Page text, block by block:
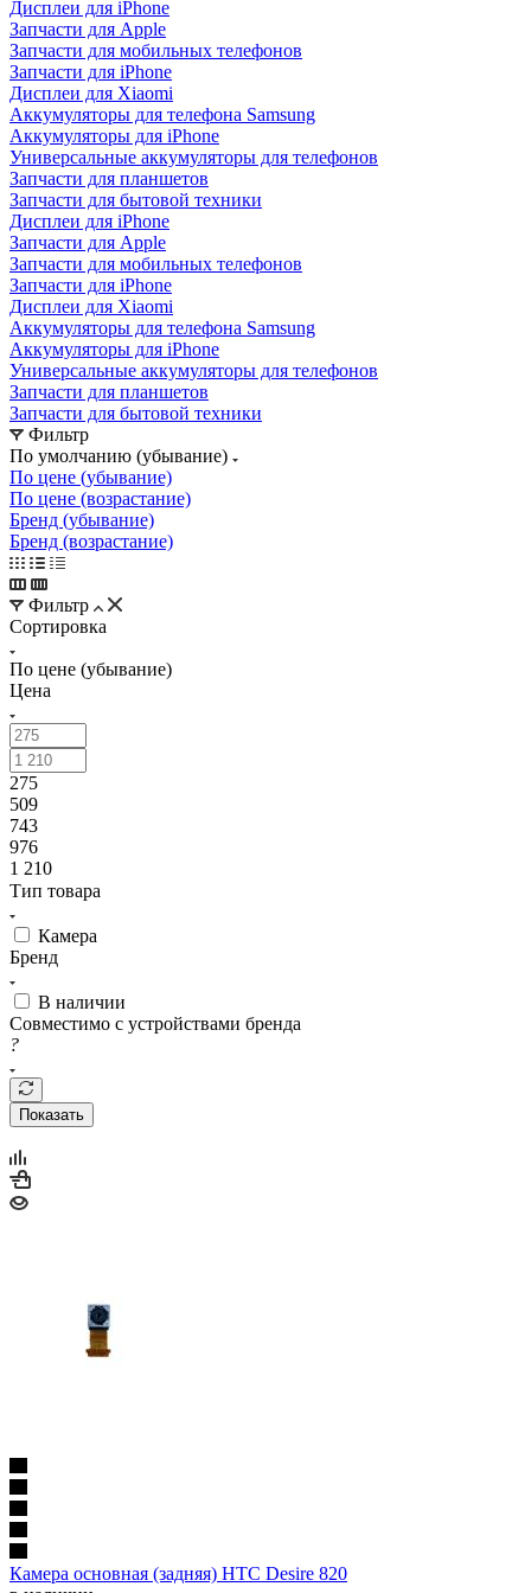
Дисплеи для iPhone
Запчасти для Apple
Запчасти для мобильных телефонов
Запчасти для iPhone
Дисплеи для Xiaomi
Аккумуляторы для телефона Samsung
Аккумуляторы для iPhone
Универсальные аккумуляторы для телефонов
Запчасти для планшетов
Запчасти для бытовой техники
Дисплеи для iPhone
Запчасти для Apple
Запчасти для мобильных телефонов
Запчасти для iPhone
Дисплеи для Xiaomi
Аккумуляторы для телефона Samsung
Аккумуляторы для iPhone
Универсальные аккумуляторы для телефонов
Запчасти для планшетов
Запчасти для бытовой техники
Фильтр
По умолчанию (убывание)
По цене (убывание)
По цене (возрастание)
Бренд (убывание)
Бренд (возрастание)
Фильтр
Сортировка
По цене (убывание)
Цена
275
509
743
976
1 210
Тип товара
Камера
Бренд
В наличии
Совместимо с устройствами бренда
?
Показать
Камера основная (задняя) HTC Desire 820